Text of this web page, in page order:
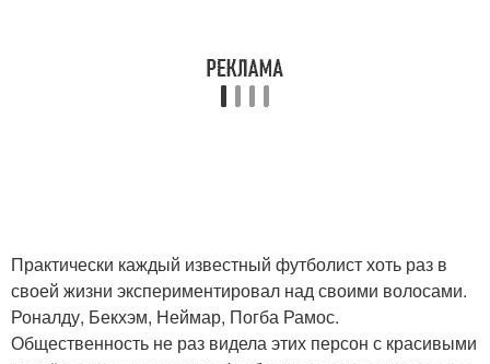
Практически каждый известный футболист хоть раз в
своей жизни экспериментировал над своими волосами.
Роналду, Бекхэм, Неймар, Погба Рамос.
Общественность не раз видела этих персон с красивыми